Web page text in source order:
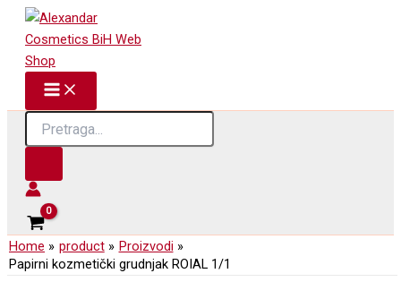
Skip
content
Products
search
Home product
Proizvodi
Papirni kozmetički grudnjak ROIAL 1/1